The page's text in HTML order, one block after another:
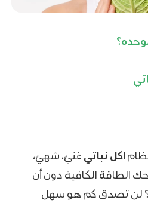
اكل نباتي غنيً، شهيً،
الطاقة الكافية دون أن
لن تصدق كم هو سهل